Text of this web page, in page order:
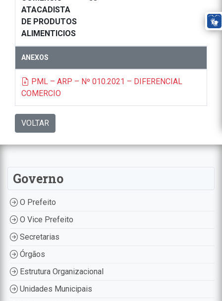
ATACADISTA
DE PRODUTOS
ALIMENTICIOS
ANEXOS
PML – ARP – Nº 010.2021 – DIFERENCIAL
COMERCIO
VOLTAR
Governo
O Prefeito
O Vice Prefeito
Secretarias
Órgãos
Estrutura Organizacional
Unidades Municipais